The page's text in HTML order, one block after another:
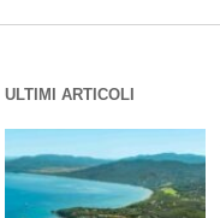
ULTIMI ARTICOLI